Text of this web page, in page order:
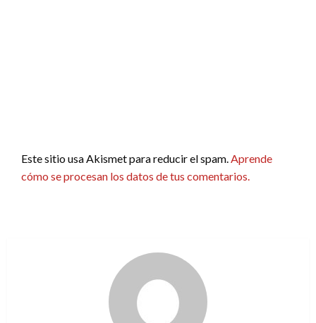
Este sitio usa Akismet para reducir el spam.Aprende
cómo se procesan los datos de tus comentarios.